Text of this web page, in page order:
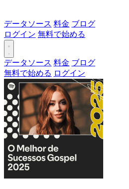
データソース 料金 ブログ
ログイン 無料で始める
データソース 料金 ブログ
無料で始める ログイン